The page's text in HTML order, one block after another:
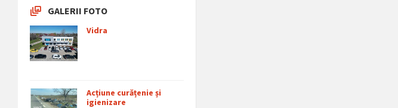
GALERII FOTO
Vidra
Acțiune curățenie și
igienizare